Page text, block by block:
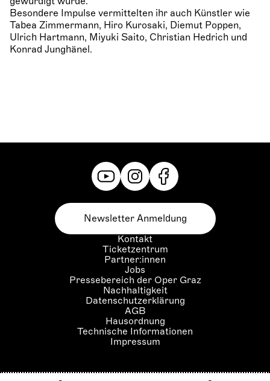
Besondere Impulse vermittelten ihr auch Künstler wie
Tabea Zimmermann, Hiro Kurosaki, Diemut Poppen,
Ulrich Hartmann, Miyuki Saito, Christian Hedrich und
Konrad Junghänel.
Kontakt
Ticketzentrum
Partner:innen
Jobs
Pressebereich der Oper Graz
Nachhaltigkeit
Datenschutzerklärung
AGB
Hausordnung
Technische Informationen
Impressum
Newsletter Anmeldung